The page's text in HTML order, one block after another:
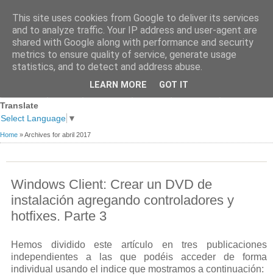
Premios
Links de
Contacto
Translate
Select Language ▼
Home »Archives for abril 2017
Windows Client: Crear un DVD de
instalación agregando controladores y
hotfixes. Parte 3
Hemos dividido este artículo en tres publicaciones
independientes a las que podéis acceder de forma
individual usando el indice que mostramos a continuación:
This site uses cookies from Google to deliver its services
and to analyze traffic. Your IP address and user-agent are
shared with Google along with performance and security
metrics to ensure quality of service, generate usage
statistics, and to detect and address abuse.
LEARN MORE GOT IT